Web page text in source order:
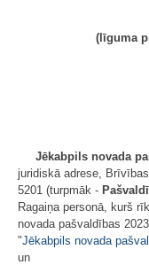
(līguma
Jēkabpils novada
juridiskā adrese,
5201 (turpmāk -
Ragaiņa personā, kurš
novada pašvaldības
"Jēkabpils novada
un